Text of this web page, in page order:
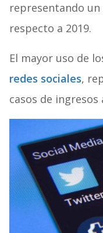
representando
respecto a 2019.
El mayor uso de
redes sociales,
casos de